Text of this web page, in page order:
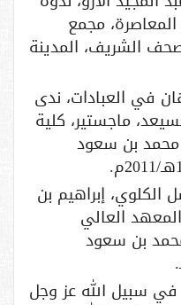
المعاصرة، مجمع
الشريف، المدينة
في العبادات، ندى
ماجستير، كلية
محمد بن سعود
الكلوي، إبراهيم بن
العالي
بن سعود
سبيل الله عز وجل